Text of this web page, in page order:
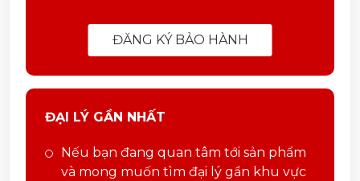
ĐĂNG KÝ BẢO HÀNH
ĐẠI LÝ GẦN NHẤT
Nếu bạn đang quan tâm tới sản phẩm
và mong muốn tìm đại lý gần khu vực